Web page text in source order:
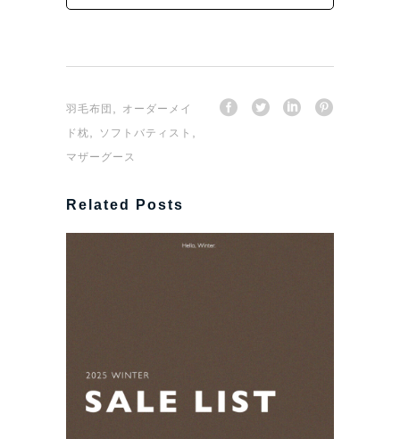
羽毛布団
オーダーメイ
ド枕
ソフトバティスト
マザーグース
Related Posts